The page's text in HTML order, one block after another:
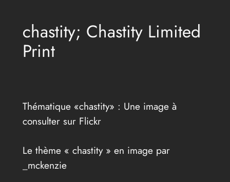
chastity; Chastity Limited
Print
Thématique «chastity» : Une image à
consulter sur Flickr
Le thème « chastity » en image par
_mckenzie